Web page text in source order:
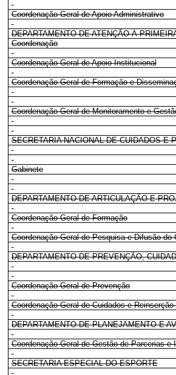
Coordenação-Geral de Apoio Administrativo
DEPARTAMENTO DE ATENÇÃO À
Coordenação
Coordenação-Geral de Apoio Institucional
Coordenação-Geral de Formação e
Coordenação-Geral de Monitoramento e
SECRETARIA NACIONAL DE CUIDADOS E
Gabinete
DEPARTAMENTO DE ARTICULAÇÃO E
Coordenação-Geral de Formação
Coordenação-Geral de Pesquisa e Difusão do
DEPARTAMENTO DE PREVENÇÃO,
Coordenação-Geral de Prevenção
Coordenação Geral de Cuidados e Reinserção
DEPARTAMENTO DE PLANEJAMENTO E
Coordenação-Geral de Gestão de Parcerias e
SECRETARIA ESPECIAL DO ESPORTE